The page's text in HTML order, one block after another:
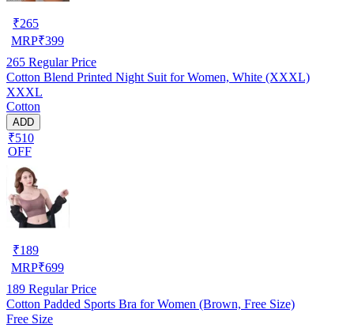
₹265
MRP₹399
265 Regular Price
Cotton Blend Printed Night Suit for Women, White (XXXL)
XXXL
Cotton
ADD
₹510
OFF
₹189
MRP₹699
189 Regular Price
Cotton Padded Sports Bra for Women (Brown, Free Size)
Free Size